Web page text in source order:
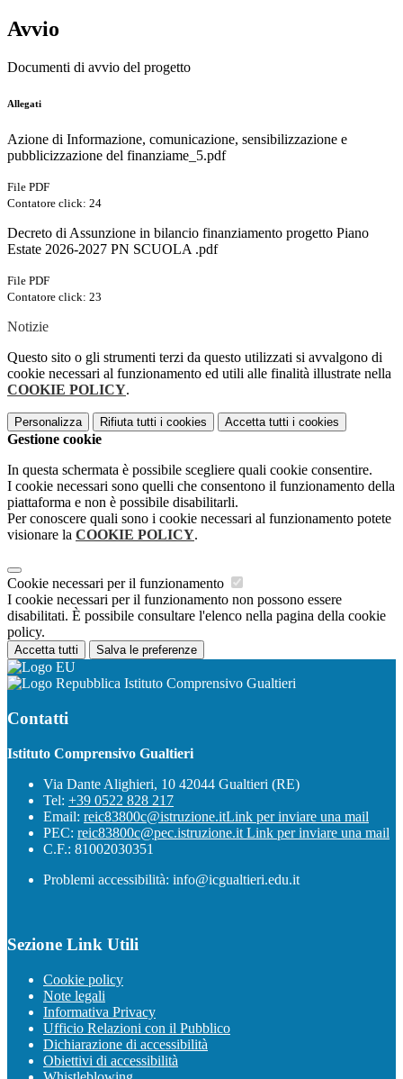
Avvio
Documenti di avvio del progetto
Allegati
Azione di Informazione, comunicazione, sensibilizzazione e
pubblicizzazione del finanziame_5.pdf
File PDF
Contatore click: 24
Decreto di Assunzione in bilancio finanziamento progetto Piano
Estate 2026-2027 PN SCUOLA .pdf
File PDF
Contatore click: 23
Notizie
Questo sito o gli strumenti terzi da questo utilizzati si avvalgono di
cookie necessari al funzionamento ed utili alle finalità illustrate nella
COOKIE POLICY.
Personalizza Rifiuta tutti i cookies Accetta tutti i cookies
Gestione cookie
In questa schermata è possibile scegliere quali cookie consentire.
I cookie necessari sono quelli che consentono il funzionamento della
piattaforma e non è possibile disabilitarli.
Per conoscere quali sono i cookie necessari al funzionamento potete
visionare la COOKIE POLICY.
Cookie necessari per il funzionamento
I cookie necessari per il funzionamento non possono essere
disabilitati. È possibile consultare l'elenco nella pagina della cookie
policy.
Accetta tutti Salva le preferenze
Istituto Comprensivo Gualtieri
Contatti
Istituto Comprensivo Gualtieri
Via Dante Alighieri, 10 42044 Gualtieri (RE)
Tel: +39 0522 828 217
Email: reic83800c@istruzione.itLink per inviare una mail
PEC: reic83800c@pec.istruzione.it Link per inviare una mail
C.F.: 81002030351
Problemi accessibilità: info@icgualtieri.edu.it
Sezione Link Utili
Cookie policy
Note legali
Informativa Privacy
Ufficio Relazioni con il Pubblico
Dichiarazione di accessibilità
Obiettivi di accessibilità